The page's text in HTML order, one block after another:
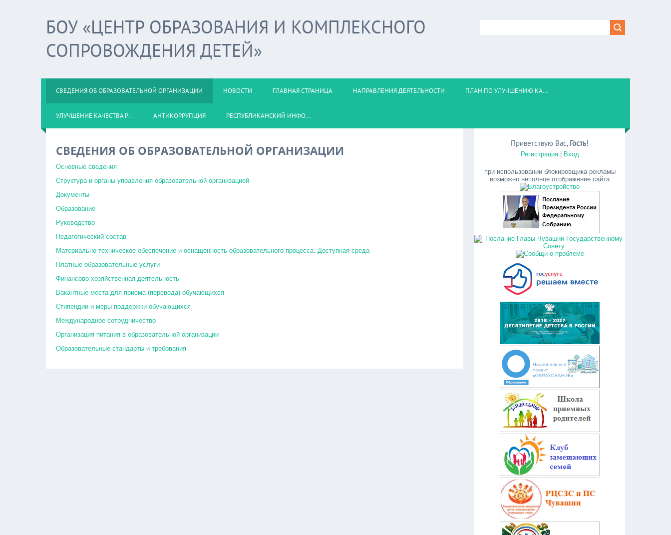
БОУ «ЦЕНТР ОБРАЗОВАНИЯ И КОМПЛЕКСНОГО
СОПРОВОЖДЕНИЯ ДЕТЕЙ»
СВЕДЕНИЯ ОБ ОБРАЗОВАТЕЛЬНОЙ ОРГАНИЗАЦИИ НОВОСТИ ГЛАВНАЯ СТРАНИЦА НАПРАВЛЕНИЯ ДЕЯТЕЛЬНОСТИ ПЛАН ПО УЛУЧШЕНИЮ КА...
УЛУЧШЕНИЕ КАЧЕСТВА Р... АНТИКОРРУПЦИЯ РЕСПУБЛИКАНСКИЙ ИНФО...
СВЕДЕНИЯ ОБ ОБРАЗОВАТЕЛЬНОЙ ОРГАНИЗАЦИИ
Основные сведения
Структура и органы управления образовательной организацией
Документы
Образование
Руководство
Педагогический состав
Материально-техническое обеспечение и оснащенность образовательного процесса. Доступная среда
Платные образовательные услуги
Финансово-хозяйственная деятельность
Вакантные места для приема (перевода) обучающихся
Стипендии и меры поддержки обучающихся
Международное сотрудничество
Организация питания в образовательной организации
Образовательные стандарты и требования
Приветствую Вас, Гость!
Регистрация| Вход
при использовании блокировщика рекламы
возможно неполное отображение сайта